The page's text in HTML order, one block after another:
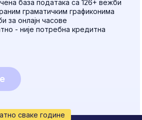
база података са 126+ вежби
граматичким графиконима
онлајн часове
- није потребна кредитна
сваке године